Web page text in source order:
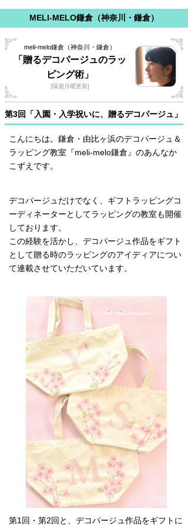
MELI-MELO鎌倉（神奈川・鎌倉）
meli-melo鎌倉（神奈川・鎌倉）
「贈るデコパージュのラッ
ピング術」
[隔週月曜更新]
第3回「入園・入学祝いに、贈るデコパージュ」
こんにちは。鎌倉・由比ヶ浜のデコパージュ＆
ラッピング教室『meli-melo鎌倉』のあんなか
こずえです。
デコパージュだけでなく、ギフトラッピングコ
ーディネーターとしてラッピングの教室も開催
しております。
この経験を活かし、デコパージュ作品をギフト
として贈る時のラッピングのアイディアについ
て連載させていただいています。
第1回・第2回と、デコパージュ作品をギフトに